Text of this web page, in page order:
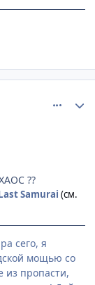
??
Samurai (см.
сего, я
мощью со
из пропасти,